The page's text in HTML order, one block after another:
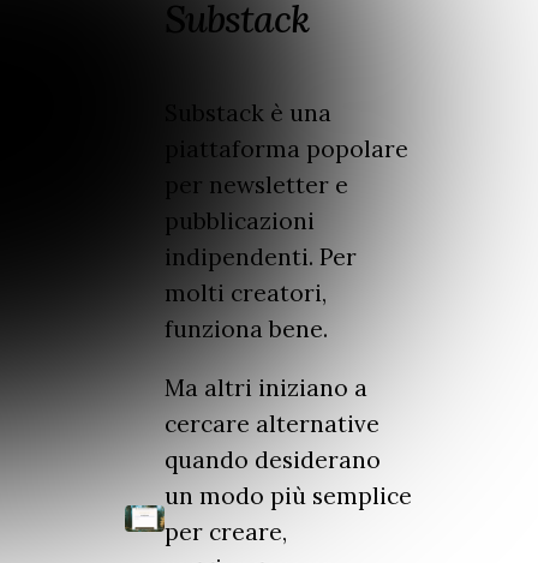
Substack
Substack è una
piattaforma popolare
per newsletter e
pubblicazioni
indipendenti. Per
molti creatori,
funziona bene.
Ma altri iniziano a
cercare alternative
quando desiderano
un modo più semplice
per creare,